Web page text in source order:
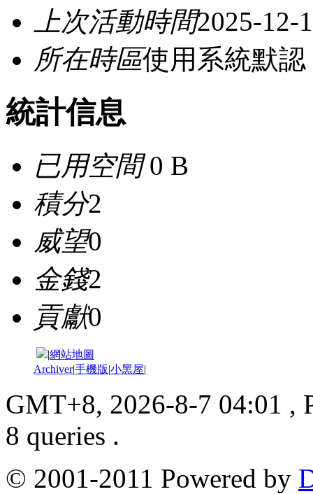
上次活動時間2025-12-
所在時區使用系統默認
統計信息
已用空間0 B
積分2
威望0
金錢2
貢獻0
|網站地圖
Archiver|手機版|小黑屋|
GMT+8, 2026-8-7 04:01 ,
8 queries .
© 2001-2011 Powered by